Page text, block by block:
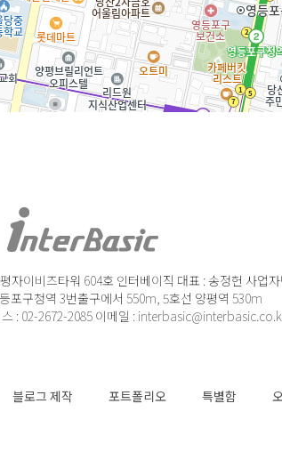
자이비즈타워 604호 인터베이직 대표 : 송정헌 사업
포구청역 3번출구에서 550m, 5호선 양평역 530m
스 : 02-2672-2085 이메일 :
블로그 제작 포트폴리오 특별함